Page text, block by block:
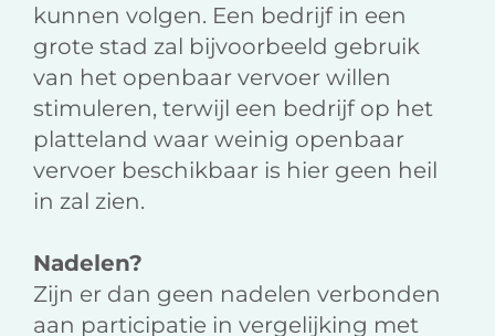
kunnen volgen. Een bedrijf in een
grote stad zal bijvoorbeeld gebruik
van het openbaar vervoer willen
stimuleren, terwijl een bedrijf op het
platteland waar weinig openbaar
vervoer beschikbaar is hier geen heil
in zal zien.
Nadelen?
Zijn er dan geen nadelen verbonden
aan participatie in vergelijking met